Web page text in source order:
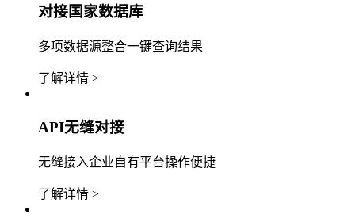
对接国家数据库
多项数据源整合一键查询结果
了解详情 >
API无缝对接
无缝接入企业自有平台操作便捷
了解详情 >